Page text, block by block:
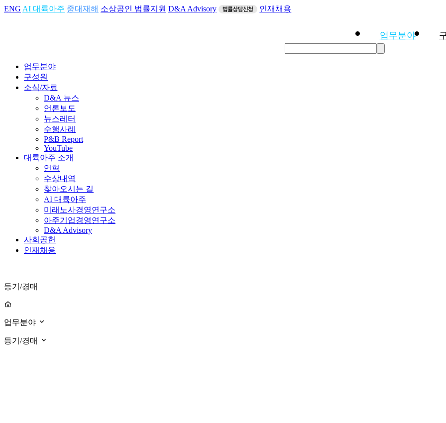
ENG AI 대륙아주 중대재해 소상공인 법률지원 D&A Advisory 인재채용
업무분야
업무분야
구성원
소식/자료
D&A 뉴스
언론보도
뉴스레터
수행사례
P&B Report
YouTube
대륙아주 소개
연혁
수상내역
찾아오시는 길
AI 대륙아주
미래노사경영연구소
아주기업경영연구소
D&A Advisory
사회공헌
인재채용
등기/경매
업무분야
등기/경매